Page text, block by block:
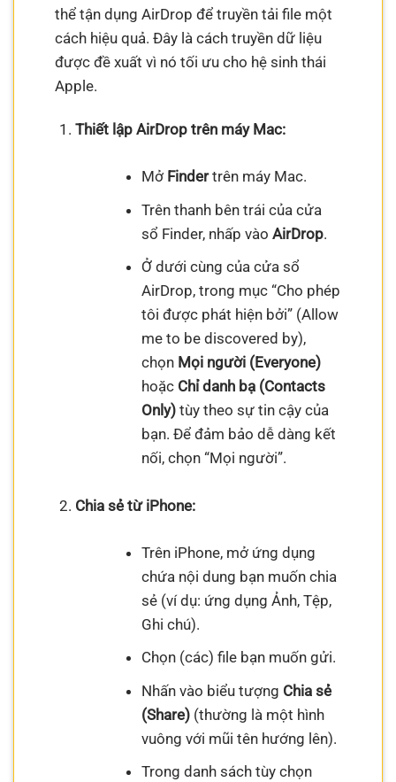
thể tận dụng AirDrop để truyền tải file một
cách hiệu quả. Đây là cách truyền dữ liệu
được đề xuất vì nó tối ưu cho hệ sinh thái
Apple.
Thiết lập AirDrop trên máy Mac:
Mở Findertrên máy Mac.
Trên thanh bên trái của cửa
sổ Finder, nhấp vào AirDrop.
Ở dưới cùng của cửa sổ
AirDrop, trong mục “Cho phép
tôi được phát hiện bởi” (Allow
me to be discovered by),
chọn Mọi người (Everyone)
hoặc Chỉ danh bạ (Contacts
Only)tùy theo sự tin cậy của
bạn. Để đảm bảo dễ dàng kết
nối, chọn “Mọi người”.
Chia sẻ từ iPhone:
Trên iPhone, mở ứng dụng
chứa nội dung bạn muốn chia
sẻ (ví dụ: ứng dụng Ảnh, Tệp,
Ghi chú).
Chọn (các) file bạn muốn gửi.
Nhấn vào biểu tượng Chia sẻ
(Share)(thường là một hình
vuông với mũi tên hướng lên).
Trong danh sách tùy chọn